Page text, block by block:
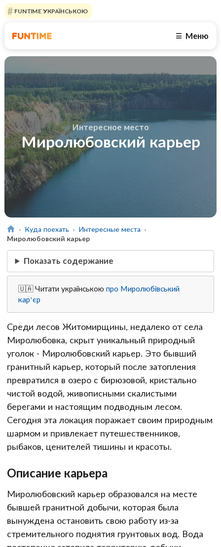
FUNTIME УКРАЇНСЬКОЮ
☰ Меню
Интересное место
Миролюбовский карьер
Куда поехать
Интересные места
Миролюбовский карьер
Показать содержание
🇺🇦 Читати українськоюпро Миролюбівський
кар’єр
Среди лесов Житомирщины, недалеко от села
Миролюбовка, скрыт уникальный природный
уголок - Миролюбовский карьер. Это бывший
гранитный карьер, который после затопления
превратился в озеро с бирюзовой, кристально
чистой водой, живописными скалистыми
берегами и настоящим подводным лесом.
Сегодня эта локация поражает своим природным
шармом и привлекает путешественников,
рыбаков, ценителей тишины и красоты.
Описание карьера
Миролюбовский карьер образовался на месте
бывшей гранитной добычи, которая была
вынуждена остановить свою работу из-за
стремительного поднятия грунтовых вод. Вода